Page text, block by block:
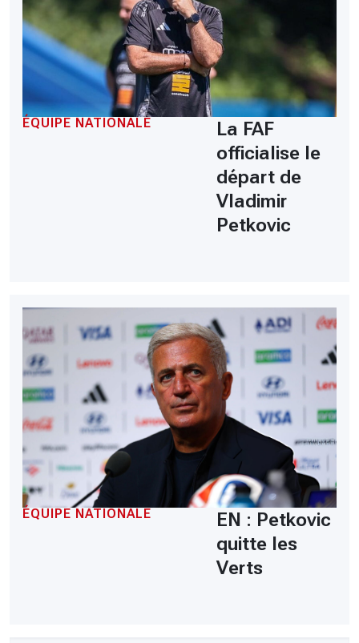
ÉQUIPE NATIONALE
La FAF
officialise le
départ de
Vladimir
Petkovic
ÉQUIPE NATIONALE
EN : Petkovic
quitte les
Verts